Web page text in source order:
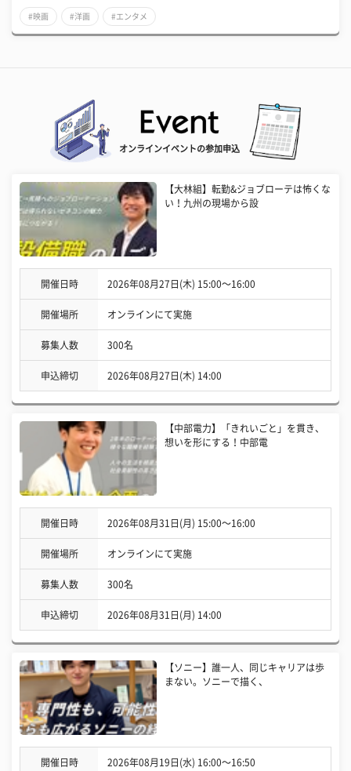
#映画 #洋画 #エンタメ
オンラインイベントの参加申込
【大林組】転勤&ジョブローテは怖くな
い！九州の現場から設
開催日時 2026年08月27日(木) 15:00〜16:00
開催場所 オンラインにて実施
募集人数 300名
申込締切 2026年08月27日(木) 14:00
【中部電力】「きれいごと」を貫き、
想いを形にする！中部電
開催日時 2026年08月31日(月) 15:00〜16:00
開催場所 オンラインにて実施
募集人数 300名
申込締切 2026年08月31日(月) 14:00
【ソニー】誰一人、同じキャリアは歩
まない。ソニーで描く、
開催日時 2026年08月19日(水) 16:00〜16:50